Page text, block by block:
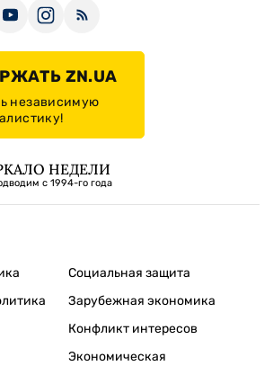
ZN.UA
независимую
НЕДЕЛИ
с 1994-го года
Социальная защита
Зарубежная экономика
Конфликт интересов
Экономическая